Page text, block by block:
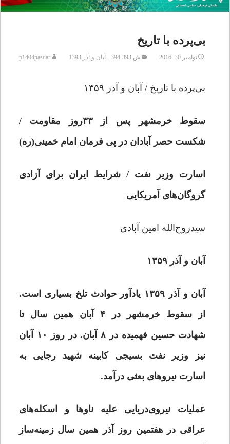
بی‌پرده با تاریخ
نوامبر 30, 2016 ش 393-394 - آبان و آذر 1393 p1404pasdar
بی‌پرده با تاریخ / آبان و آذر ۱۳۵۹
سقوط خرمشهر پس از ۳۳روز مقاومت /
شکست حصر آبادان در پی فرمان امام خمینی(ره)
اسارت وزیر نفت / شرایط ایران برای آزادی
گروگان‌های آمریکایی
سیدروح‌الله امین آبادی
آبان و آذر ۱۳۵۹
آبان و آذر ۱۳۵۹ یاد‌آور حوادث تلخ بسیاری است‌
.
از سقوط خرمشهر در ۴ آبان همین سال تا
شهادت حسین
‌فهمیده در ۸ آبان. در روز ۱۰ آبان
نیز وزیر نفت بسیجی کابینه شهید رجایی به
اسارت نیروهای بعثی درآمد.
عملیات نیروی‌دریایی علیه ناوها و اسکله‌های
عراقی در هفتمین روز آذر همین سال زمینه‌ساز